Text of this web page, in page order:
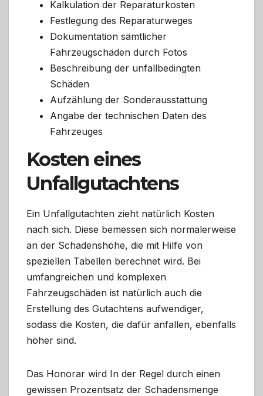
Kalkulation der Reparaturkosten
Festlegung des Reparaturweges
Dokumentation sämtlicher
Fahrzeugschäden durch Fotos
Beschreibung der unfallbedingten
Schäden
Aufzählung der Sonderausstattung
Angabe der technischen Daten des
Fahrzeuges
Kosten eines
Unfallgutachtens
Ein Unfallgutachten zieht natürlich Kosten
nach sich. Diese bemessen sich normalerweise
an der Schadenshöhe, die mit Hilfe von
speziellen Tabellen berechnet wird. Bei
umfangreichen und komplexen
Fahrzeugschäden ist natürlich auch die
Erstellung des Gutachtens aufwendiger,
sodass die Kosten, die dafür anfallen, ebenfalls
höher sind.
Das Honorar wird In der Regel durch einen
gewissen Prozentsatz der Schadensmenge